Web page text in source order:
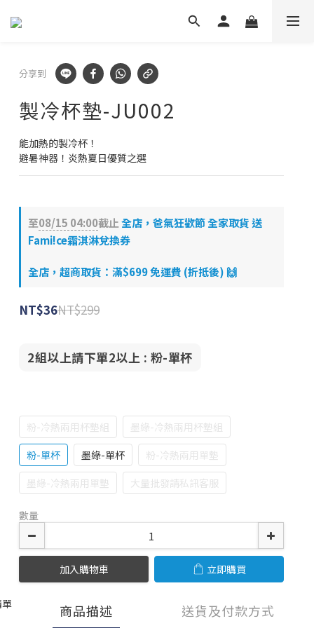
分享到
製冷杯墊-JU002
能加熱的製冷杯！
避暑神器！炎熱夏日優質之選
至08/15 04:00截止全店，爸氣狂歡節 全家取貨 送
Fami!ce霜淇淋兌換券
全店，超商取貨：滿$699 免運費 (折抵後) 🙌
NT$299
NT$36
2組以上請下單2以上 : 粉-單杯
粉-冷熱兩用杯墊組
墨綠-冷熱兩用杯墊組
粉-單杯
墨綠-單杯
粉-冷熱兩用單墊
墨綠-冷熱兩用單墊
大量批發請私訊客服
數量
加入購物車 立即購買
商品描述 送貨及付款方式
✕
💬 加Line 享$30折扣!
🛡️ APEXEL/MEFU品牌保固一年!
立即逛逛
立即逛逛